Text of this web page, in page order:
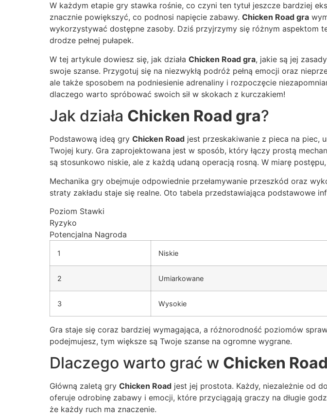
W każdym etapie gry stawka rośnie, co czyni ten tytuł jeszcze bardziej
znacznie powiększyć, co podnosi napięcie zabawy. Chicken Road gra
wykorzystywać dostępne zasoby. Dziś przyjrzymy się różnym aspektom
drodze pełnej pułapek.
W tej artykule dowiesz się, jak działa Chicken Road gra, jakie są jej
swoje szanse. Przygotuj się na niezwykłą podróż pełną emocji oraz
ale także sposobem na podniesienie adrenaliny i rozpoczęcie
dlaczego warto spróbować swoich sił w skokach z kurczakiem!
Jak działa Chicken Road gra?
Podstawową ideą gry Chicken Road jest przeskakiwanie z pieca na piec,
Twojej kury. Gra zaprojektowana jest w sposób, który łączy prostą
są stosunkowo niskie, ale z każdą udaną operacją rosną. W miarę
Mechanika gry obejmuje odpowiednie przełamywanie przeszkód oraz
straty zakładu staje się realne. Oto tabela przedstawiająca podstawowe
Poziom Stawki
Ryzyko
Potencjalna Nagroda
1 Niskie
2 Umiarkowane
3 Wysokie
Gra staje się coraz bardziej wymagająca, a różnorodność poziomów
podejmujesz, tym większe są Twoje szanse na ogromne wygrane.
Dlaczego warto grać w Chicken Road
Główną zaletą gry Chicken Road jest jej prostota. Każdy, niezależnie od
oferuje odrobinę zabawy i emocji, które przyciągają graczy na długie
że każdy ruch ma znaczenie.